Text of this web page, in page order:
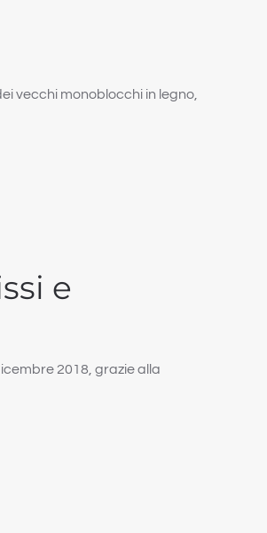
vecchi monoblocchi in legno,
e
2018, grazie alla